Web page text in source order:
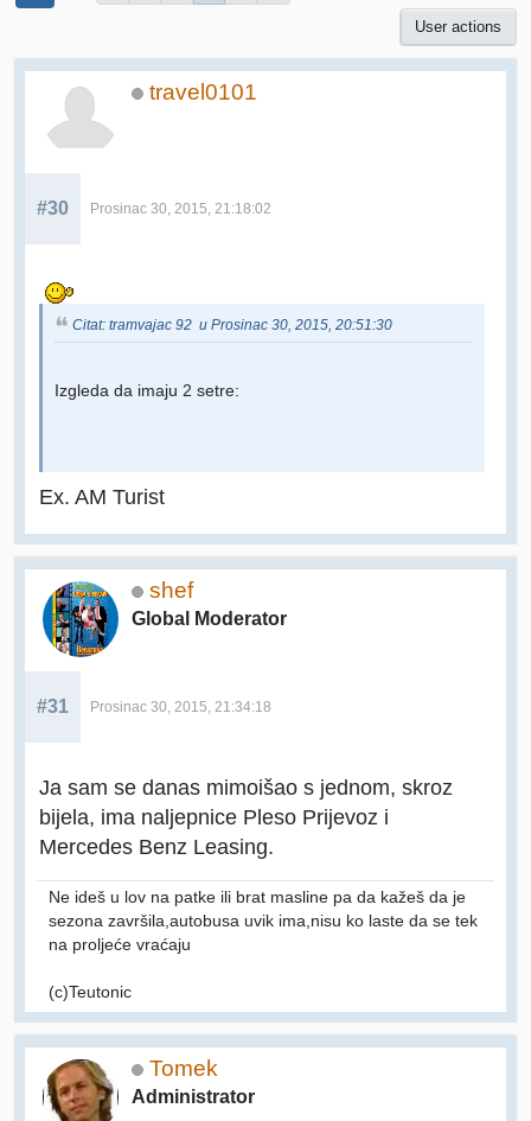
User actions
travel0101
#30 Prosinac 30, 2015, 21:18:02
Citat: tramvajac 92 u Prosinac 30, 2015, 20:51:30
Izgleda da imaju 2 setre:
Ex. AM Turist
shef
Global Moderator
#31 Prosinac 30, 2015, 21:34:18
Ja sam se danas mimoišao s jednom, skroz
bijela, ima naljepnice Pleso Prijevoz i
Mercedes Benz Leasing.
Ne ideš u lov na patke ili brat masline pa da kažeš da je
sezona završila,autobusa uvik ima,nisu ko laste da se tek
na proljeće vraćaju
(c)Teutonic
Tomek
Administrator